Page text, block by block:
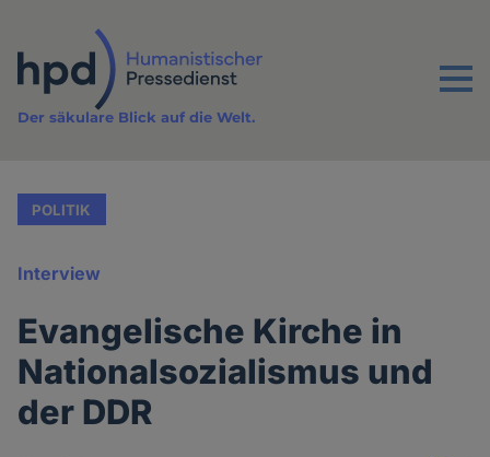
Inhalt
Menu
Der säkulare Blick auf die Welt.
POLITIK
Interview
Evangelische Kirche in
Nationalsozialismus und
der DDR